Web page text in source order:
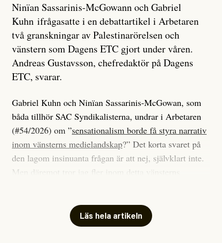
Ninïan Sassarinis-McGowann och Gabriel
Kuhn ifrågasatte i en debattartikel i Arbetaren
två granskningar av Palestinarörelsen och
vänstern som Dagens ETC gjort under våren.
Andreas Gustavsson, chefredaktör på Dagens
ETC, svarar.
Gabriel Kuhn och Ninïan Sassarinis-McGowan, som
båda tillhör SAC Syndikalisterna, undrar i Arbetaren
(#54/2026) om ”sensationalism borde få styra narrativ
inom vänsterns medielandskap?” Det korta svaret på
den lagom insinuanta frågan är att nej, självklart inte.
Men däremot tror jag fler inom detta vänsterns
journalistik som vänder sig till många snarare än att
jaga inbördes beundran. Det har i alla fall fungerat för
Läs hela artikeln